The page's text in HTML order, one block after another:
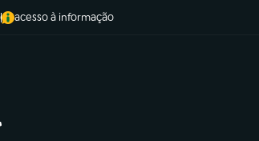
acesso à informação